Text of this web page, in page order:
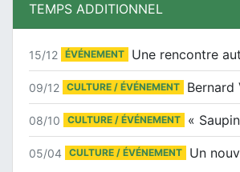
TEMPS ADDITIONNEL
15/12 ÉVÉNEMENT
09/12 CULTURE / ÉVÉNEMENT
08/10 CULTURE / ÉVÉNEMENT
05/04 CULTURE / ÉVÉNEMENT